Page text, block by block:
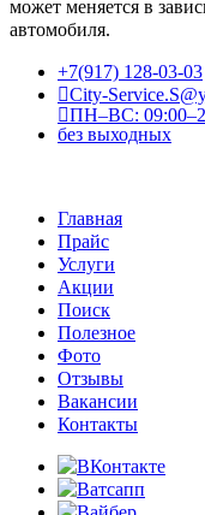
может меняется в
автомобиля.
+7(917) 128-03-03
City-
ПН–ВС:
без выходных
Главная
Прайс
Услуги
Акции
Поиск
Полезное
Фото
Отзывы
Вакансии
Контакты